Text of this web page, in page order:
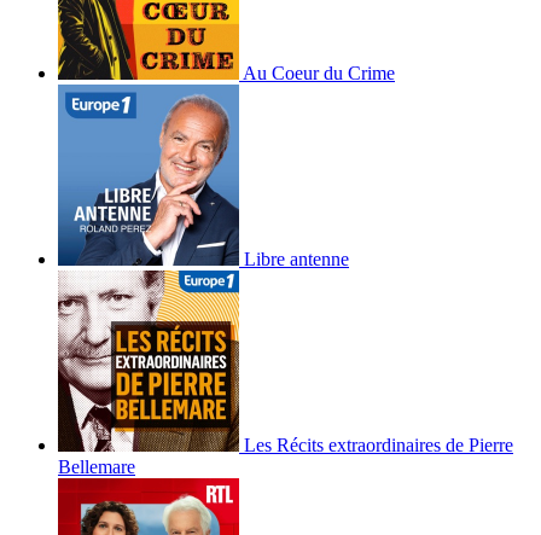
Au Coeur du Crime
Libre antenne
Les Récits extraordinaires de Pierre
Bellemare